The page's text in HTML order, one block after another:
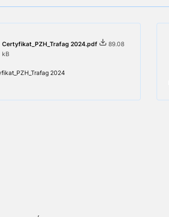
Certyfikat_PZH_Trafag 2024.pdf
89.08
kB
2024